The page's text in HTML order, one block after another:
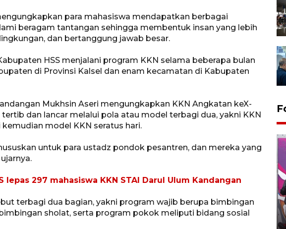
para mahasiswa mendapatkan berbagai
beragam tantangan sehingga membentuk insan yang lebih
dan bertanggung jawab besar.
HSS menjalani program KKN selama beberapa bulan
di Provinsi Kalsel dan enam kecamatan di Kabupaten
Mukhsin Aseri mengungkapkan KKN Angkatan keX-
dan lancar melalui pola atau model terbagi dua, yakni KKN
model KKN seratus hari.
untuk para ustadz pondok pesantren, dan mereka yang
lepas 297 mahasiswa KKN STAI Darul Ulum Kandangan
terbagi dua bagian, yakni program wajib berupa bimbingan
sholat, serta program pokok meliputi bidang sosial
Ketua DPRD Syahrial hadiri
pembukaan Turnamen Sepak